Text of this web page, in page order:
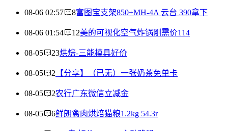
08-06 02:57 8富图宝支架850+MH-4A 云台 390拿下
08-06 01:54 12美的可视化空气炸锅刚需价114
08-05 23烘焙-三能模具好价
08-05 2 【分享】（已无）一张奶茶免单卡
08-05 2农行广东微信立减金
08-05 6鲜朗禽肉烘焙猫粮1.2kg 54.3r